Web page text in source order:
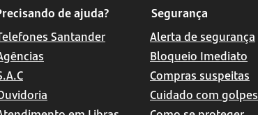
de ajuda?
Santander
Segurança
Alerta de segurança
Bloqueio Imediato
Compras suspeitas
Cuidado com golpes